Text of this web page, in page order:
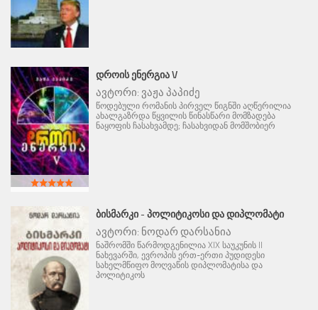
ᲓᲠᲝᲘᲡ ᲔᲜᲔᲠᲒᲘᲐ V
ავტორი: ვაჟა პაპიძე
წოდებული რომანის პირველ წიგნში აღწერილია
ახალგაზრდა წყვილის წინასწარი მომზადება
ნაყოფის ჩასახვამდე; ჩასახვიდან მომშობიერ
ᲑᲘᲡᲛᲐᲠᲙᲘ - ᲞᲝᲚᲘᲢᲘᲙᲝᲡᲘ ᲓᲐ ᲓᲘᲞᲚᲝᲛᲐᲢᲘ
ავტორი: ნოდარ დარსანია
ნაშრომში წარმოდგენილია XIX საუკუნის II
ნახევარში, ევროპის ერთ-ერთი პუდიდესი
სახელმწიფო მოღვაწის დიპლომატისა და
პოლიტიკოს